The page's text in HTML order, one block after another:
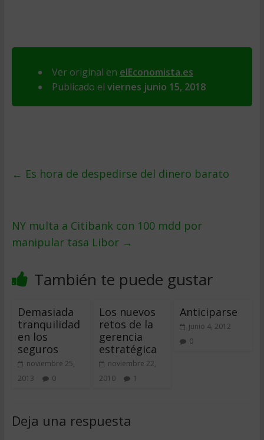
Ver original en elEconomista.es
Publicado el viernes junio 15, 2018
← Es hora de despedirse del dinero barato
NY multa a Citibank con 100 mdd por
manipular tasa Libor →
También te puede gustar
Demasiada
tranquilidad
en los
seguros
noviembre 25,
2013
0
Los nuevos
retos de la
gerencia
estratégica
noviembre 22,
2010
1
Anticiparse
junio 4, 2012
0
Deja una respuesta